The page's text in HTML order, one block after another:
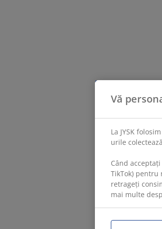
Vă
La JYSK
urile
Când
TikTok) pentru
retrageți
mai multe